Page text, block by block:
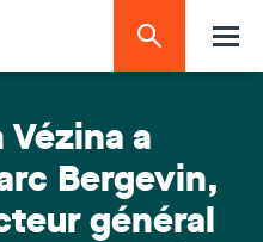
Vézina a
Bergevin,
général